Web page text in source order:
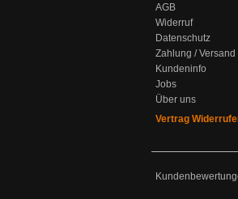
AGB
Widerruf
Datenschutz
Zahlung / Versand
Kundeninfo
Jobs
Über uns
Vertrag